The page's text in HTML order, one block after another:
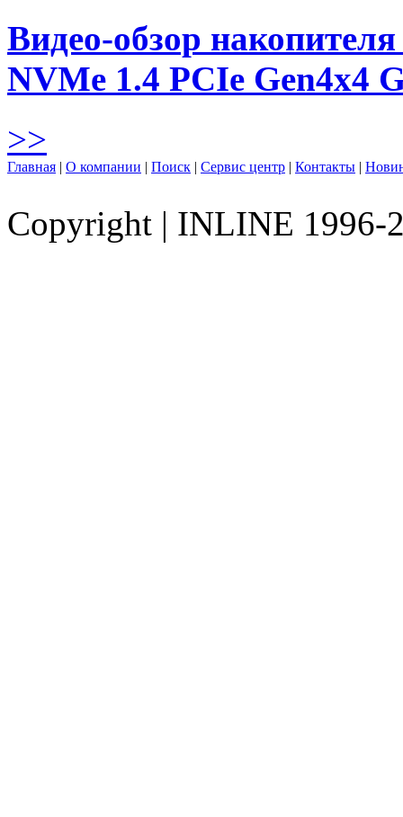
Видео-обзор
NVMe 1.4 PCIe Gen4х4
>>
Главная | О компании | Поиск | Сервис центр | Контакты |
Copyright | INLINE 1996-